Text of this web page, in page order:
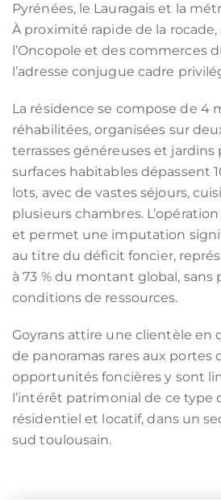
Pyrénées, le Lauragais et la
À proximité rapide de la rocade,
l’Oncopole et des commerces
l’adresse conjugue cadre
La résidence se compose de 4
réhabilitées, organisées sur
terrasses généreuses et jardins
surfaces habitables dépassent
lots, avec de vastes séjours,
plusieurs chambres.
et permet une imputation
au titre du déficit foncier,
à 73 % du montant global, sans
conditions de ressources.
Goyrans attire une clientèle en
de panoramas rares aux portes
opportunités foncières y sont
l’intérêt patrimonial de ce type
résidentiel et locatif, dans un
sud toulousain.